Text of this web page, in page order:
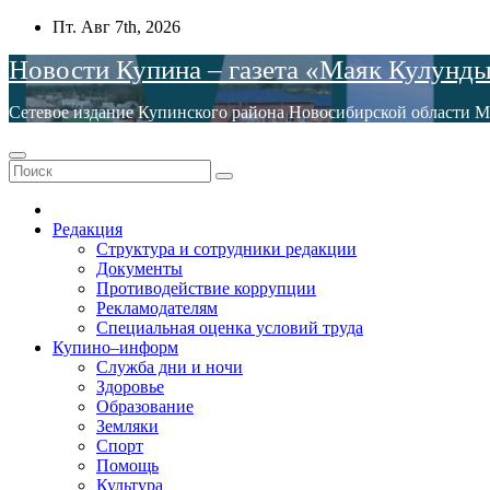
Перейти
содержимому
Пт. Авг 7th, 2026
Новости Купина – газета «Маяк
Сетевое издание Купинского района Новосибирской
Редакция
Структура и сотрудники редакции
Документы
Противодействие коррупции
Рекламодателям
Специальная оценка условий труда
Купино–информ
Служба дни и ночи
Здоровье
Образование
Земляки
Спорт
Помощь
Культура